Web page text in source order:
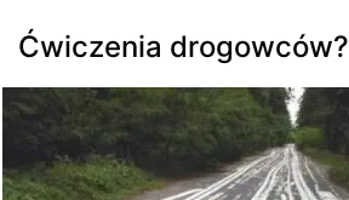
Ćwiczenia drogowców?